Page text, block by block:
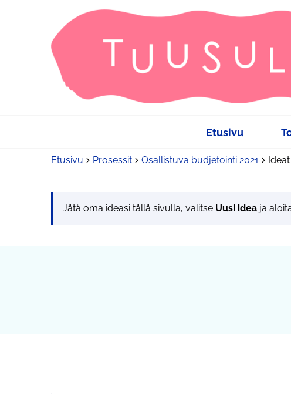
Etusivu
Etusivu Prosessit Osallistuva budjetointi 2021 Ideat
Jätä oma ideasi tällä sivulla, valitse Uusi idea ja